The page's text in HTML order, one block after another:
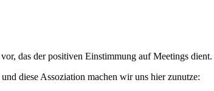
das der positiven Einstimmung auf Meetings dient.
diese Assoziation machen wir uns hier zunutze: